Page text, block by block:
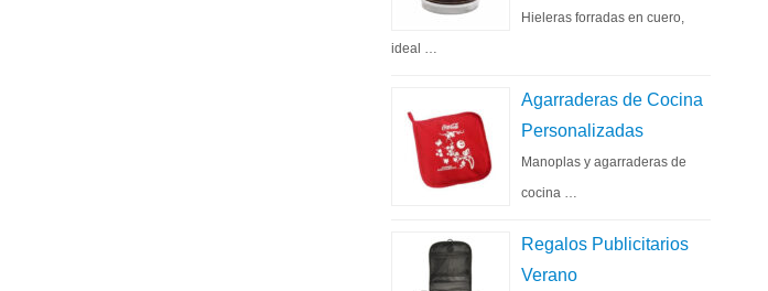
Hieleras forradas en cuero,
ideal …
Agarraderas de Cocina
Personalizadas
Manoplas y agarraderas de
cocina …
Regalos Publicitarios
Verano